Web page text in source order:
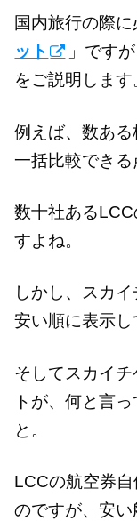
国内旅行の際
ット
」です
をご説明します
例えば、数あ
一括比較できる
数十社ある
すよね。
しかし、スカ
安い順に表示し
そしてスカイ
トが、何と言
と。
LCCの航空券
のですが、安